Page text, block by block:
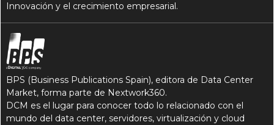
Innovación y el crecimiento empresarial.
BPS (Business Publications Spain), editora de Data Center
Market, forma parte de Nextwork360.
DCM es el lugar para conocer todo lo relacionado con el
mundo del data center, servidores, virtualización y cloud